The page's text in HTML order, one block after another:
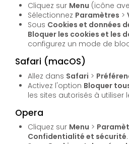
Cliquez sur Menu (icône
Sélectionnez Paramètres >
Sous Cookies et données
Bloquer les cookies et les
configurez un mode de
Safari (macOS)
Allez dans Safari >
Activez l'option Bloquer
les sites autorisés à utiliser
Opera
Cliquez sur Menu >
Confidentialité et sécurité.